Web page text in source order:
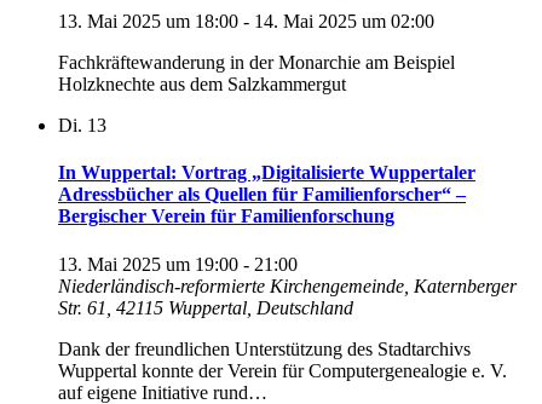
13. Mai 2025 um 18:00 - 14. Mai 2025 um 02:00
Fachkräftewanderung in der Monarchie am Beispiel
Holzknechte aus dem Salzkammergut
Di. 13
In Wuppertal: Vortrag „Digitalisierte Wuppertaler
Adressbücher als Quellen für Familienforscher“ –
Bergischer Verein für Familienforschung
13. Mai 2025 um 19:00 - 21:00
Niederländisch-reformierte Kirchengemeinde, Katernberger
Str. 61, 42115 Wuppertal, Deutschland
Dank der freundlichen Unterstützung des Stadtarchivs
Wuppertal konnte der Verein für Computergenealogie e. V.
auf eigene Initiative rund…